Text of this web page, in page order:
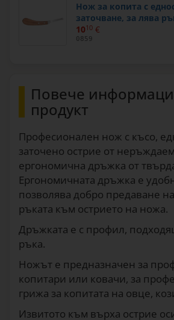
Нож за копита с
заточване, за лява
1010 €
0859
Повече
продукт
Професионален нож с късо,
заточено острие от
ергономична дръжка от
Ергономичната дръжка е
позволява добро предаване
ръката към острието на ножа.
Дръжката е с профил,
ръка.
Ножът е предназначен за
копитари или ковачи, за
грижа за копитата на овце,
Извитото към върха острие